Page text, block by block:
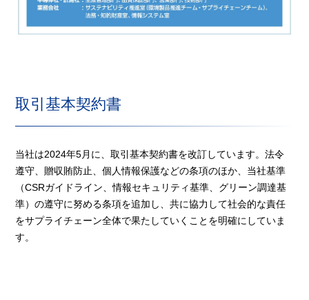
取引基本契約書
当社は2024年5月に、取引基本契約書を改訂しています。法令
遵守、贈収賄防止、個人情報保護などの条項のほか、当社基準
（CSRガイドライン、情報セキュリティ基準、グリーン調達基
準）の遵守に努める条項を追加し、共に協力して社会的な責任
をサプライチェーン全体で果たしていくことを明確にしていま
す。